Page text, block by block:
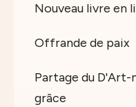
Nouveau livre en
Offrande de paix
Partage du D'Art-
grâce